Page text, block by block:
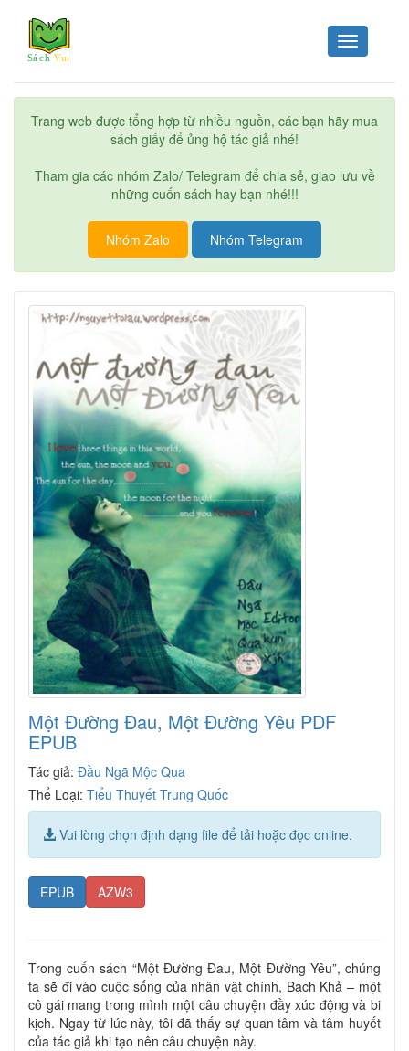
Toggle
navigation
Trang web được tổng hợp từ nhiều nguồn, các bạn hãy mua
sách giấy để ủng hộ tác giả nhé!
Tham gia các nhóm Zalo/ Telegram để chia sẻ, giao lưu về
những cuốn sách hay bạn nhé!!!
Nhóm Zalo Nhóm Telegram
Một Đường Đau, Một Đường Yêu PDF
EPUB
Tác giả: Đầu Ngã Mộc Qua
Thể Loại: Tiểu Thuyết Trung Quốc
Vui lòng chọn định dạng file để tải hoặc đọc online.
EPUB AZW3
Trong cuốn sách “Một Đường Đau, Một Đường Yêu”, chúng
ta sẽ đi vào cuộc sống của nhân vật chính, Bạch Khả – một
cô gái mang trong mình một câu chuyện đầy xúc động và bi
kịch. Ngay từ lúc này, tôi đã thấy sự quan tâm và tâm huyết
của tác giả khi tạo nên câu chuyện này.